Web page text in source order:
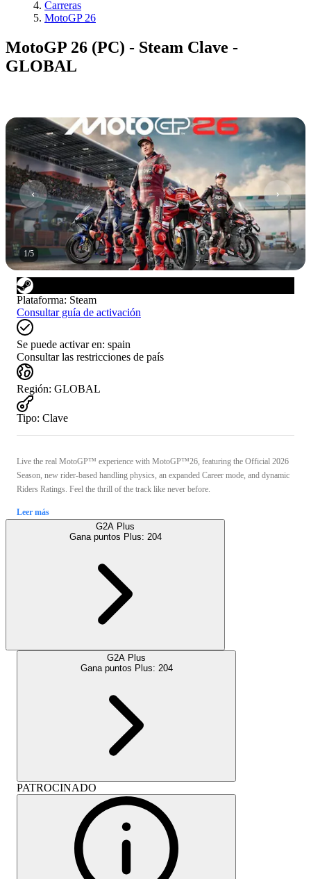
Carreras
MotoGP 26
MotoGP 26 (PC) - Steam Clave -
GLOBAL
1/5
Plataforma: Steam
Consultar guía de activación
Se puede activar en: spain
Consultar las restricciones de país
Región: GLOBAL
Tipo: Clave
Live the real MotoGP™ experience with MotoGP™26, featuring the Official 2026
Season, new rider-based handling physics, an expanded Career mode, and dynamic
Riders Ratings. Feel the thrill of the track like never before.
Leer más
G2A Plus
Gana puntos Plus: 204
G2A Plus
Gana puntos Plus: 204
PATROCINADO